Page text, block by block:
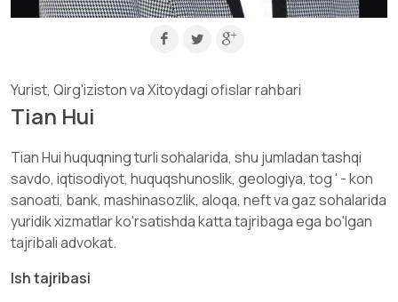
Yurist, Qirg'iziston va Xitoydagi ofislar rahbari
Tian Hui
Tian Hui huquqning turli sohalarida, shu jumladan tashqi
savdo, iqtisodiyot, huquqshunoslik, geologiya, tog ' - kon
sanoati, bank, mashinasozlik, aloqa, neft va gaz sohalarida
yuridik xizmatlar ko'rsatishda katta tajribaga ega bo'lgan
tajribali advokat.
Ish tajribasi